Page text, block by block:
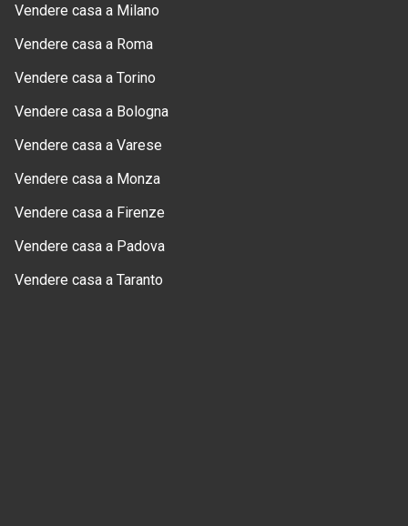
Vendere casa a Milano
Vendere casa a Roma
Vendere casa a Torino
Vendere casa a Bologna
Vendere casa a Varese
Vendere casa a Monza
Vendere casa a Firenze
Vendere casa a Padova
Vendere casa a Taranto